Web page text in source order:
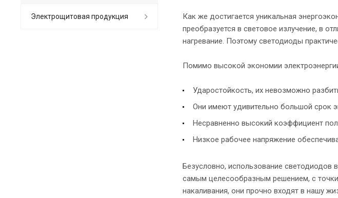
Как же достигается уникальная
преобразуется в световое излучение, в
нагревание. Поэтому светодиоды
Помимо высокой экономии
Ударостойкость, их невозможно
Они имеют удивительно большой срок
Несравненно высокий коэффициент
Низкое рабочее напряжение
Безусловно, использование светодиодов
самым целесообразным решением, с
накаливания, они прочно входят в нашу
Электрощитовая продукция